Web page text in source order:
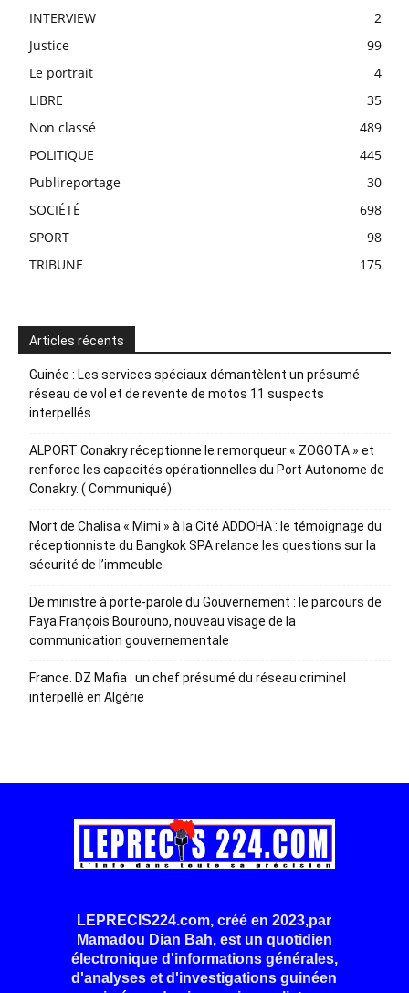
INTERVIEW
2
Justice
99
Le portrait
4
LIBRE
35
Non classé
489
POLITIQUE
445
Publireportage
30
SOCIÉTÉ
698
SPORT
98
TRIBUNE
175
Articles récents
Guinée : Les services spéciaux démantèlent un présumé
réseau de vol et de revente de motos 11 suspects
interpellés.
ALPORT Conakry réceptionne le remorqueur « ZOGOTA » et
renforce les capacités opérationnelles du Port Autonome de
Conakry. ( Communiqué)
Mort de Chalisa « Mimi » à la Cité ADDOHA : le témoignage du
réceptionniste du Bangkok SPA relance les questions sur la
sécurité de l’immeuble
De ministre à porte-parole du Gouvernement : le parcours de
Faya François Bourouno, nouveau visage de la
communication gouvernementale
France. DZ Mafia : un chef présumé du réseau criminel
interpellé en Algérie
LEPRECIS224.com, créé en 2023,par
Mamadou Dian Bah, est un quotidien
électronique d'informations générales,
d'analyses et d'investigations guinéen